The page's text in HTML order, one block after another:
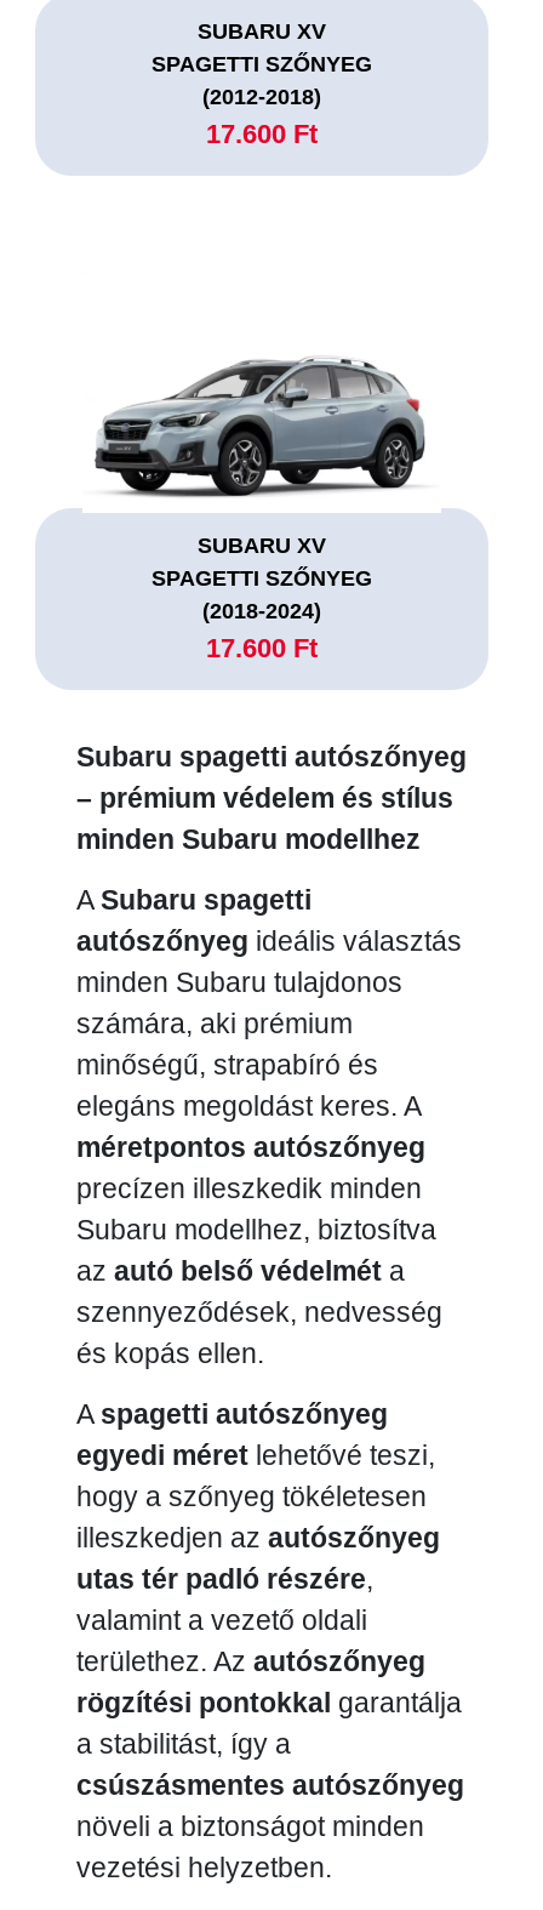
SUBARU XV
SPAGETTI SZŐNYEG
(2012-2018)
17.600 Ft
SUBARU XV
SPAGETTI SZŐNYEG
(2018-2024)
17.600 Ft
Subaru spagetti autószőnyeg
– prémium védelem és stílus
minden Subaru modellhez
ASubaru spagetti
autószőnyeg ideális választás
minden Subaru tulajdonos
számára, aki prémium
minőségű, strapabíró és
elegáns megoldást keres. A
méretpontos autószőnyeg
precízen illeszkedik minden
Subaru modellhez, biztosítva
az autó belső védelméta
szennyeződések, nedvesség
és kopás ellen.
A spagetti autószőnyeg
egyedi méretlehetővé teszi,
hogy a szőnyeg tökéletesen
illeszkedjen az autószőnyeg
utas tér padló részére,
valamint a vezető oldali
területhez. Az autószőnyeg
rögzítési pontokkal garantálja
a stabilitást, így a
csúszásmentes autószőnyeg
növeli a biztonságot minden
vezetési helyzetben.